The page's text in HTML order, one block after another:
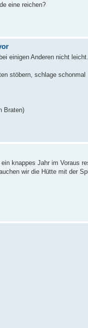
eine reichen?
einigen Anderen nicht leicht.
stöbern, schlage schonmal
Braten)
knappes Jahr im Voraus
wir die Hütte mit der